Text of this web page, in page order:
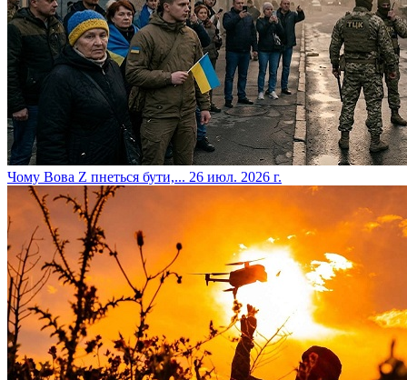
​Чому Вова Z пнеться бути,... 26 июл. 2026 г.